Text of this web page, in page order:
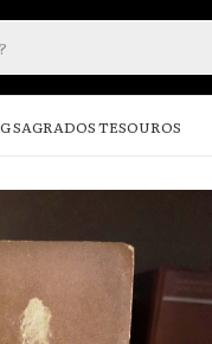
SAGRADOS TESOUROS